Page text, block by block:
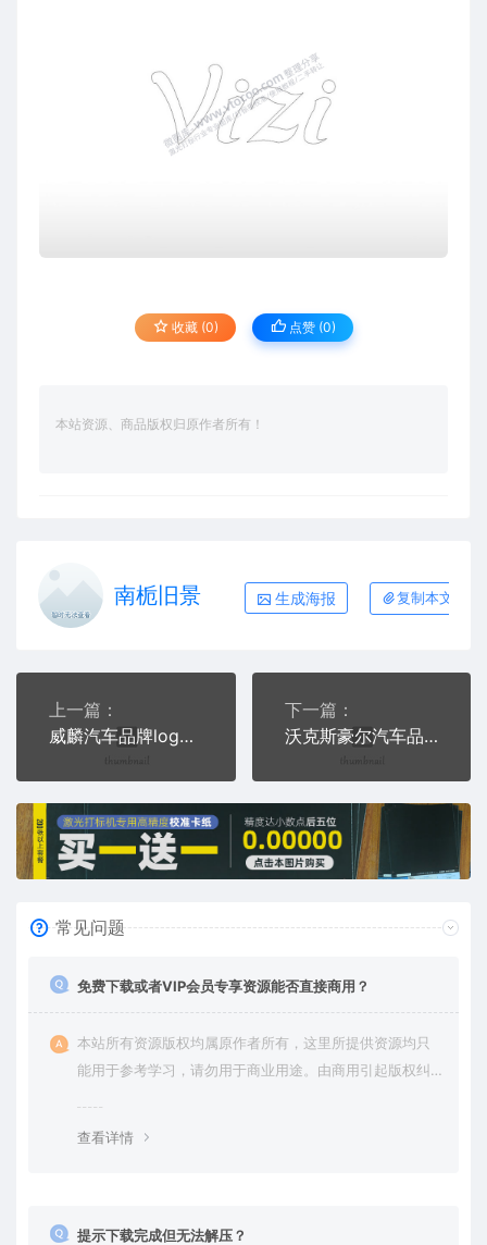
收藏 (0) 点赞 (0)
本站资源、商品版权归原作者所有！
南栀旧景 生成海报 复制本文链接
上一篇：
威麟汽车品牌logo交通PLC格式激光打标文件通用矢量图
下一篇：
沃克斯豪尔汽车品牌logo交通PLC格式激光打标文件通用矢量图
常见问题
免费下载或者VIP会员专享资源能否直接商用？
本站所有资源版权均属原作者所有，这里所提供资源均只
能用于参考学习，请勿用于商业用途。由商用引起版权纠
查看详情
提示下载完成但无法解压？